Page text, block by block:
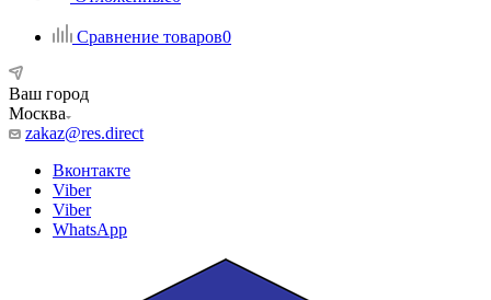
Сравнение товаров0
Ваш город
Москва
zakaz@res.direct
Вконтакте
Viber
Viber
WhatsApp